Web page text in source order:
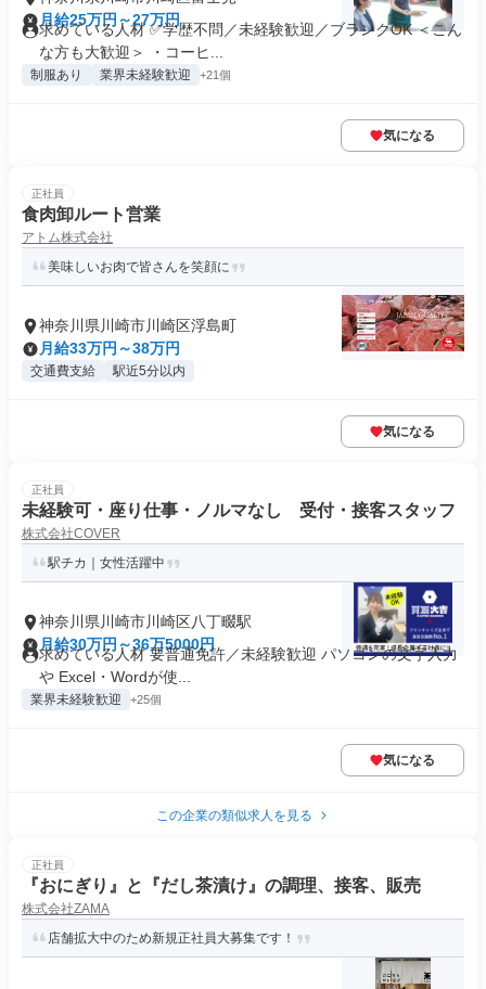
月給25万円～27万円
求めている人材 ✅学歴不問／未経験歓迎／ブランクOK ＜こん
な方も大歓迎＞ ・コーヒ...
制服あり 業界未経験歓迎 +21個
気になる
正社員
食肉卸ルート営業
アトム株式会社
美味しいお肉で皆さんを笑顔に
神奈川県川崎市川崎区浮島町
月給33万円～38万円
交通費支給 駅近5分以内
気になる
正社員
未経験可・座り仕事・ノルマなし 受付・接客スタッフ
株式会社COVER
駅チカ｜女性活躍中
神奈川県川崎市川崎区八丁畷駅
月給30万円～36万5000円
求めている人材 要普通免許／未経験歓迎 パソコンの文字入力
や Excel・Wordが使...
業界未経験歓迎 +25個
気になる
この企業の類似求人を見る
正社員
『おにぎり』と『だし茶漬け』の調理、接客、販売
株式会社ZAMA
店舗拡大中のため新規正社員大募集です！